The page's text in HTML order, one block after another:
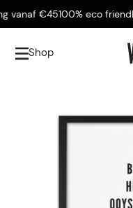
€45100% eco friendly
Shop